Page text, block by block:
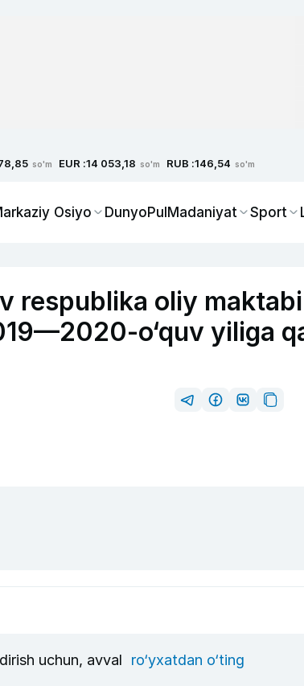
so'm EUR :14 053,18 so'm RUB :146,54 so'm
Osiyo DunyoPulMadaniyat Sport
respublika oliy maktabi
o‘quv yiliga
uchun, avval ro‘yxatdan o‘ting